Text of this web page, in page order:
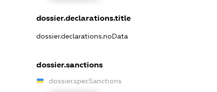
dossier.declarations.title
dossier.declarations.noData
dossier.sanctions
dossier.specSanctions